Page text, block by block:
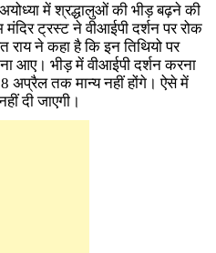
में श्रद्धालुओं की भीड़ बढ़ने की
ट्रस्ट ने वीआईपी दर्शन पर रोक
ने कहा है कि इन तिथियो पर
आए। भीड़ में वीआईपी दर्शन करना
अप्रैल तक मान्य नहीं होंगे। ऐसे में
दी जाएगी।